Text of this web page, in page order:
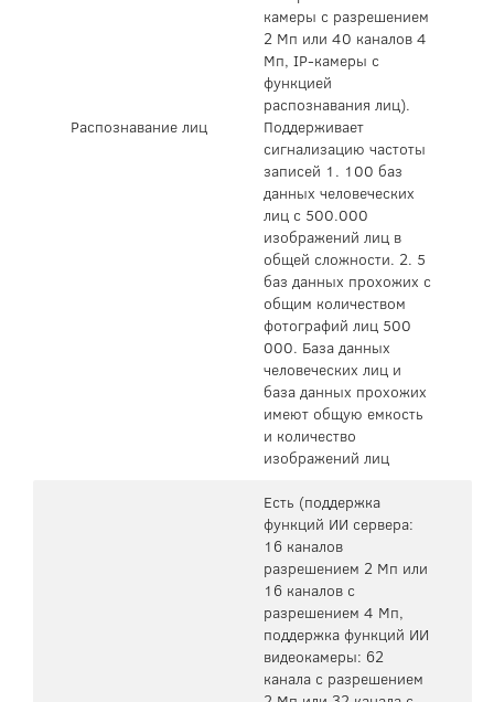
Распознавание лиц
камеры с разрешением
2 Мп или 40 каналов 4
Мп, IP-камеры с
функцией
распознавания лиц).
Поддерживает
сигнализацию частоты
записей 1. 100 баз
данных человеческих
лиц с 500.000
изображений лиц в
общей сложности. 2. 5
баз данных прохожих с
общим количеством
фотографий лиц 500
000. База данных
человеческих лиц и
база данных прохожих
имеют общую емкость
и количество
изображений лиц
Есть (поддержка
функций ИИ сервера:
16 каналов
разрешением 2 Мп или
16 каналов с
разрешением 4 Мп,
поддержка функций ИИ
видеокамеры: 62
канала с разрешением